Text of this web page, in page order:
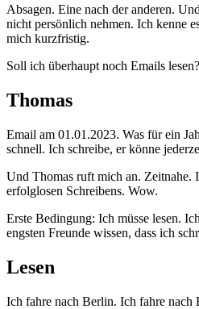
Absagen. Eine nach der anderen.
nicht persönlich nehmen. Ich kenne
mich kurzfristig.
Soll ich überhaupt noch Emails
Thomas
Email am 01.01.2023. Was für ein
schnell. Ich schreibe, er könne
Und Thomas ruft mich an. Zeitnahe.
erfolglosen Schreibens. Wow.
Erste Bedingung: Ich müsse lesen.
engsten Freunde wissen, dass ich
Lesen
Ich fahre nach Berlin. Ich fahre nach